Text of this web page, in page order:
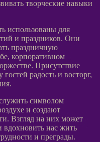
творческие навыки
использованы для
и праздников. Они
праздничную
корпоративном
Присутствие
радость и восторг,
символом
и создают
Взгляд на них может
вдохновить нас жить
и преграды.